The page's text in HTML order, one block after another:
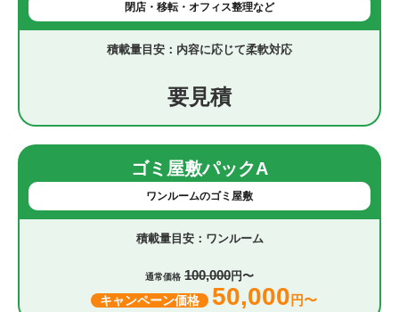
閉店・移転・オフィス整理など
内容に応じて柔軟対応
要見積
ゴミ屋敷パックA
ワンルームのゴミ屋敷
ワンルーム
通常価格 100,000円〜
キャンペーン価格 50,000 円〜